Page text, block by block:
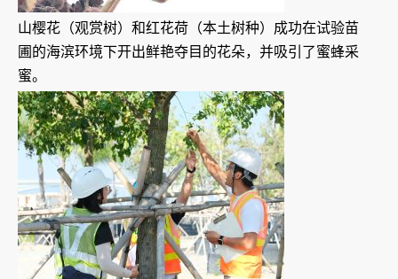
山樱花（观赏树）和红花荷（本土树种）成功在试验苗
圃的海滨环境下开出鲜艳夺目的花朵，并吸引了蜜蜂采
蜜。